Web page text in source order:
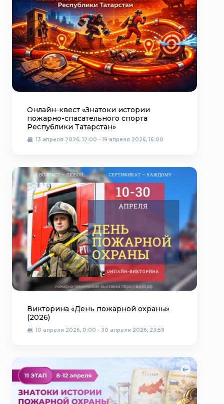
Онлайн-квест «Знатоки истории
пожарно-спасательного спорта
Республики Татарстан»
13 апреля 2026, 12:00 - 19 апреля 2026, 16:00
Викторина «День пожарной охраны»
(2026)
10 апреля 2026, 0:00 - 30 апреля 2026, 23:59